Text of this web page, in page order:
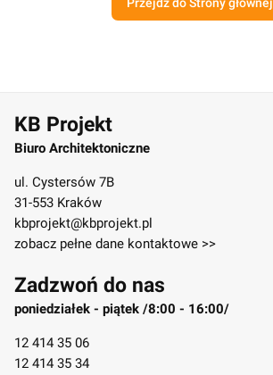
KB Projekt
Biuro Architektoniczne
ul. Cystersów 7B
31-553 Kraków
kbprojekt@kbprojekt.pl
zobacz pełne dane kontaktowe >>
Zadzwoń do nas
poniedziałek - piątek /8:00 - 16:00/
12 414 35 06
12 414 35 34